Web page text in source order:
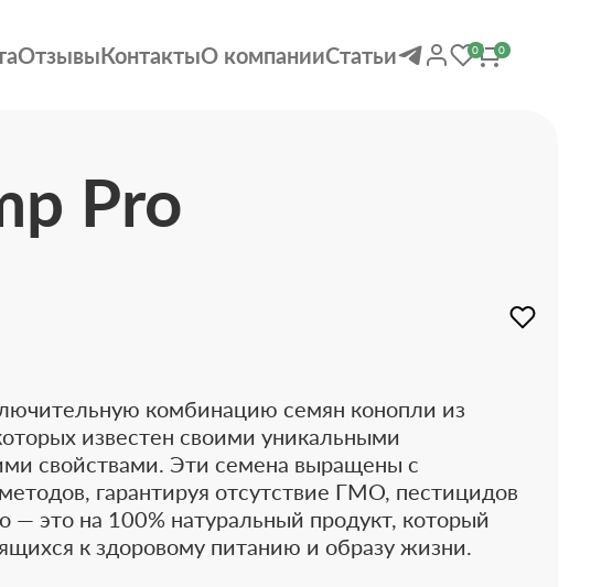
ОтзывыКонтактыО компанииСтатьи 0 0
Pro
комбинацию семян конопли из
известен своими уникальными
свойствами. Эти семена выращены с
гарантируя отсутствие ГМО, пестицидов
это на 100% натуральный продукт, который
к здоровому питанию и образу жизни.